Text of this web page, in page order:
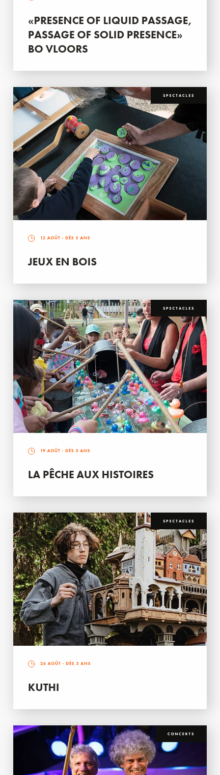
«PRESENCE OF LIQUID PASSAGE,
PASSAGE OF SOLID PRESENCE»
BO VLOORS
SPECTACLES
12 AOÛT - DÈS 5 ANS
JEUX EN BOIS
SPECTACLES
19 AOÛT - DÈS 3 ANS
LA PÊCHE AUX HISTOIRES
SPECTACLES
26 AOÛT - DÈS 3 ANS
KUTHI
CONCERTS